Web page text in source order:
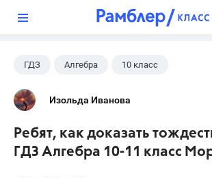
ГДЗ Алгебра 10 класс
11 класс
Изольда Иванова
Ребят, как доказать
ГДЗ Алгебра 10-11 класс